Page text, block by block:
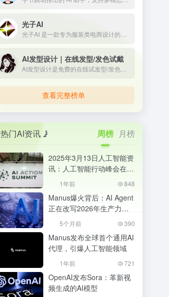
光子AI
AI发型设计｜在线发型/发色试戴
查看完整榜单
热门AI资讯 周榜 月榜
2025年3月13日人工智能资
讯：人工智能行动峰会在巴
黎成功举办
1年前 848
Manus爆火背后：AI Agent
正在改写2026年生产力格
局，普通人该如何抓住机
5个月前 390
Manus发布全球首个通用AI
代理，引爆人工智能领域
1年前 721
OpenAI发布Sora：革新视
频生成的AI模型